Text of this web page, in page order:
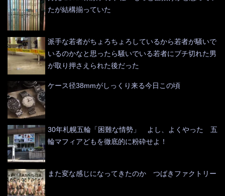
たが結構揃っていた
派手な若者がちょろちょろしているから若者が騒いで
いるのかなと思ったら騒いでいる若者にブチ切れた男
が取り押さえられた後だった
ケース径38mmがしっくり来る今日この頃
30年札幌五輪「困難な情勢」 よし、よくやった 五
輪マフィアどもを徹底的に粉砕せよ！
また変な感じになってきたのか つばきファクトリー